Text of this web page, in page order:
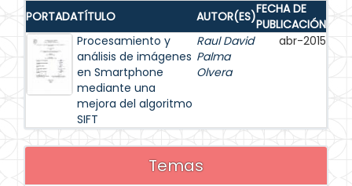
PORTADATÍTULO AUTOR(ES)FECHA DE
PUBLICACIÓN
Procesamiento y
análisis de imágenes
en Smartphone
mediante una
mejora del algoritmo
SIFT
Raul David
Palma
Olvera
abr-2015
Temas